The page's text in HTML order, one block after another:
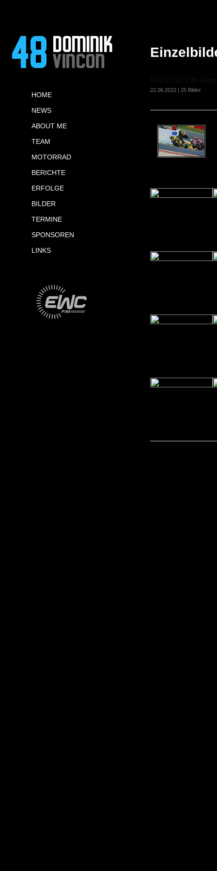
HOME
NEWS
ABOUT ME
TEAM
MOTORRAD
BERICHTE
ERFOLGE
BILDER
TERMINE
SPONSOREN
LINKS
22.06.2022 | 25 Bilder